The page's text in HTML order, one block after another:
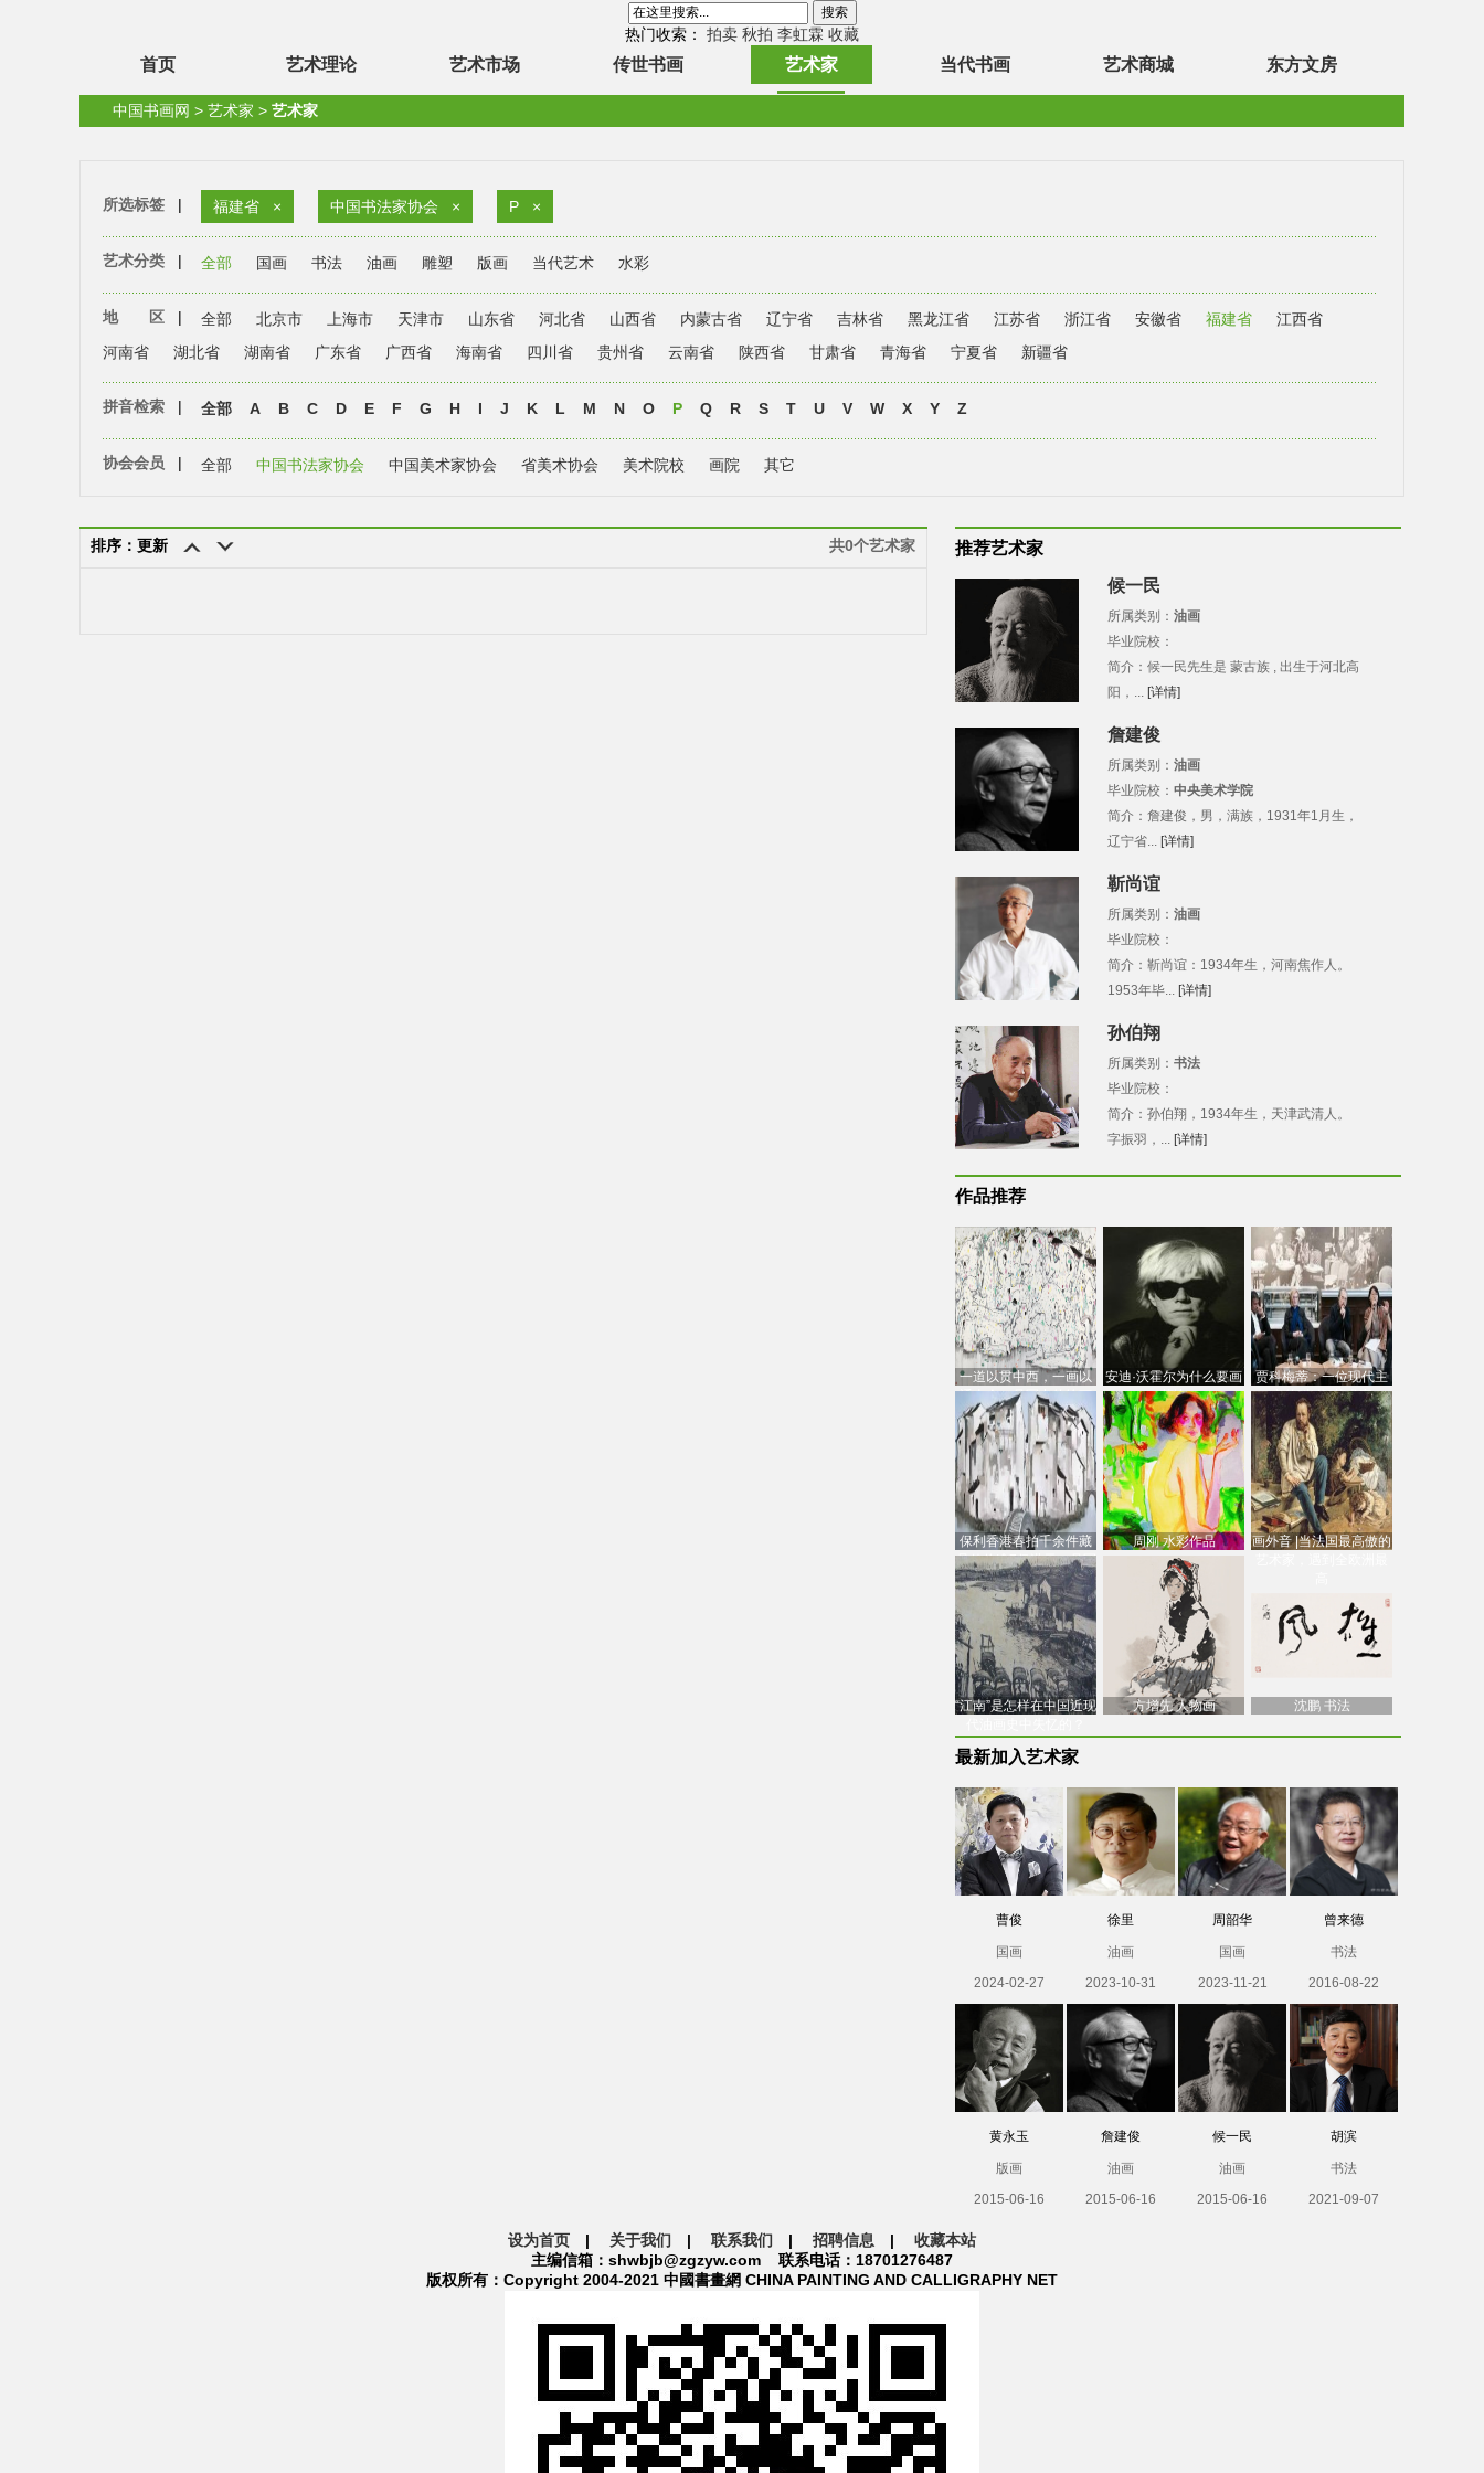
热门收索： 拍卖 秋拍 李虹霖 收藏
首页 艺术理论 艺术市场 传世书画 艺术家 当代书画 艺术商城 东方文房
中国书画网 > 艺术家 > 艺术家
所选标签 | 福建省 × 中国书法家协会 × P ×
艺术分类 | 全部 国画 书法 油画 雕塑 版画 当代艺术 水彩
地 区 | 全部 北京市 上海市 天津市 山东省 河北省 山西省 内蒙古省 辽宁省 吉林省 黑龙江省 江苏省 浙江省 安徽省 福建省
江西省
河南省
湖北省 湖南省 广东省 广西省 海南省 四川省 贵州省 云南省 陕西省 甘肃省 青海省 宁夏省 新疆省
拼音检索 | 全部 A B C D E F G H I J K L M N O P Q R S T U V W X Y Z
协会会员 | 全部 中国书法家协会 中国美术家协会 省美术协会 美术院校 画院 其它
排序：更新 共0个艺术家 推荐艺术家
候一民
所属类别： 油画
毕业院校：
简介：候一民先生是 蒙古族 , 出生于河北高
阳，... [详情]
詹建俊
所属类别： 油画
毕业院校： 中央美术学院
简介：詹建俊，男，满族，1931年1月生，
辽宁省... [详情]
靳尚谊
所属类别： 油画
毕业院校：
简介：靳尚谊：1934年生，河南焦作人。
1953年毕... [详情]
孙伯翔
所属类别： 书法
毕业院校：
简介：孙伯翔，1934年生，天津武清人。
字振羽，... [详情]
作品推荐
一道以贯中西，一画以
通古今：吴冠中的绘画
创
安迪·沃霍尔为什么要画
芭比
贾科梅蒂：一位现代主
义的“当代”艺术家
保利香港春拍千余件藏
品估价逾7亿港元，吴冠
中
周刚 水彩作品
画外音 |当法国最高傲的
“江南”是怎样在中国近现
方增先 人物画 沈鹏 书法
最新加入艺术家
曹俊
国画
2024-02-27
徐里
油画
2023-10-31
周韶华
国画
2023-11-21
曾来德
书法
2016-08-22
黄永玉
版画
2015-06-16
詹建俊
油画
2015-06-16
候一民
油画
2015-06-16
胡滨
书法
2021-09-07
设为首页 | 关于我们 | 联系我们 | 招聘信息 | 收藏本站
主编信箱：shwbjb@zgzyw.com 联系电话：18701276487
版权所有：Copyright 2004-2021 中國書畫網 CHINA PAINTING AND CALLIGRAPHY NET